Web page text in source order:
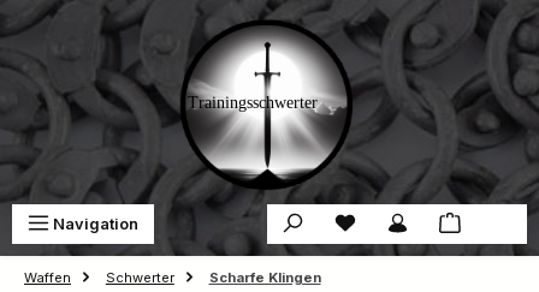
Zum Hauptinhalt springen
Navigation Du hast 0 Produkte auf
Waffen Schwerter Scharfe Klingen